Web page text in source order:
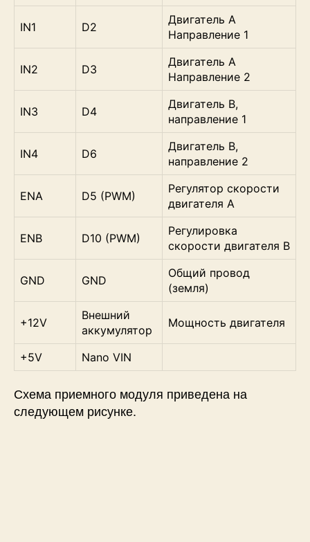
IN1 D2
Двигатель A
Направление 1
IN2 D3
Двигатель A
Направление 2
IN3 D4
Двигатель B,
направление 1
IN4 D6
Двигатель B,
направление 2
ENA D5 (PWM)
Регулятор скорости
двигателя А
ENB D10 (PWM)
Регулировка
скорости двигателя B
GND GND
Общий провод
(земля)
+12V
Внешний
аккумулятор
Мощность двигателя
+5V Nano VIN
Схема приемного модуля приведена на
следующем рисунке.